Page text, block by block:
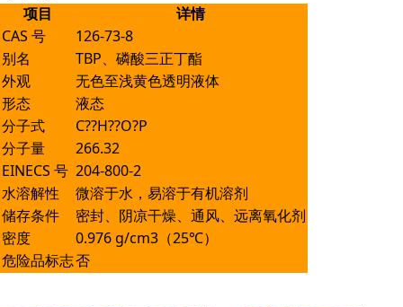
项目 详情
CAS 号
126-73-8
别名
TBP、磷酸三正丁酯
外观
无色至浅黄色透明液体
形态
液态
分子式
C??H??O?P
分子量
266.32
EINECS 号 204-800-2
水溶解性
微溶于水，易溶于有机溶剂
储存条件
密封、阴凉干燥、通风、远离氧化剂
密度
0.976 g/cm3（25℃）
危险品标志否